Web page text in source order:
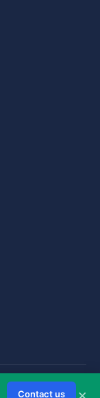
Contact us ×